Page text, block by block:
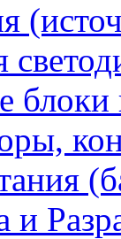
блоки
и